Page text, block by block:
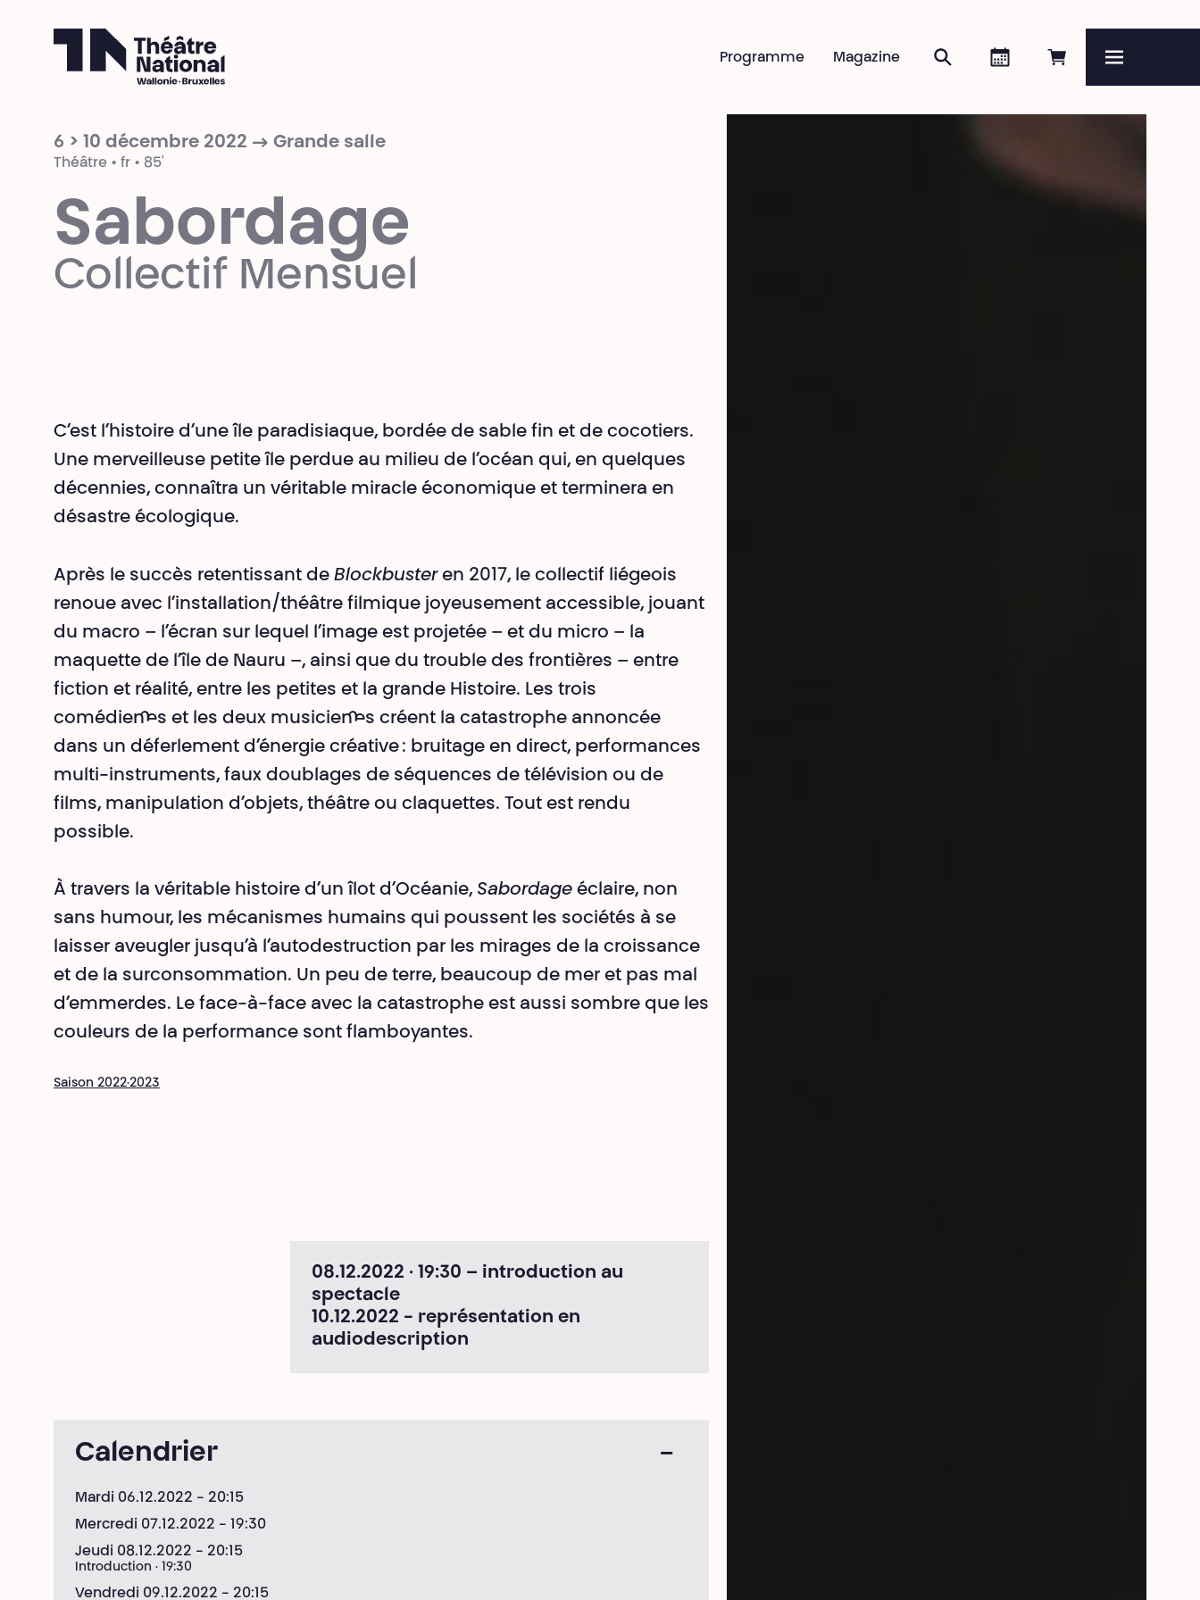
Réserver en ligne
Agenda
Rechercher
Magazine
Programme
6 > 10 décembre 2022 → Grande salle
Théâtre • fr • 85'
Sabordage
Collectif Mensuel
C’est l’histoire d’une île paradisiaque, bordée de sable fin et de cocotiers.
Une merveilleuse petite île perdue au milieu de l’océan qui, en quelques
décennies, connaîtra un véritable miracle économique et terminera en
désastre écologique.
Après le succès retentissant de Blockbusteren 2017, le collectif liégeois
renoue avec l’installation/théâtre filmique joyeusement accessible, jouant
du macro – l’écran sur lequel l’image est projetée – et du micro – la
maquette de l’île de Nauru –, ainsi que du trouble des frontières – entre
fiction et réalité, entre les petites et la grande Histoire. Les trois
comédien·nes et les deux musicien·nes créent la catastrophe annoncée
dans un déferlement d’énergie créative : bruitage en direct, performances
multi-instruments, faux doublages de séquences de télévision ou de
films, manipulation d’objets, théâtre ou claquettes. Tout est rendu
possible.
À travers la véritable histoire d’un îlot d’Océanie, Sabordage éclaire, non
sans humour, les mécanismes humains qui poussent les sociétés à se
laisser aveugler jusqu’à l’autodestruction par les mirages de la croissance
et de la surconsommation. Un peu de terre, beaucoup de mer et pas mal
d’emmerdes. Le face-à-face avec la catastrophe est aussi sombre que les
couleurs de la performance sont flamboyantes.
Saison 2022·2023
08.12.2022 · 19:30 – introduction au
spectacle
10.12.2022 - représentation en
audiodescription
Calendrier
Mardi 06.12.2022 - 20:15
Mercredi 07.12.2022 - 19:30
Jeudi 08.12.2022 - 20:15
Introduction · 19:30
Vendredi 09.12.2022 - 20:15